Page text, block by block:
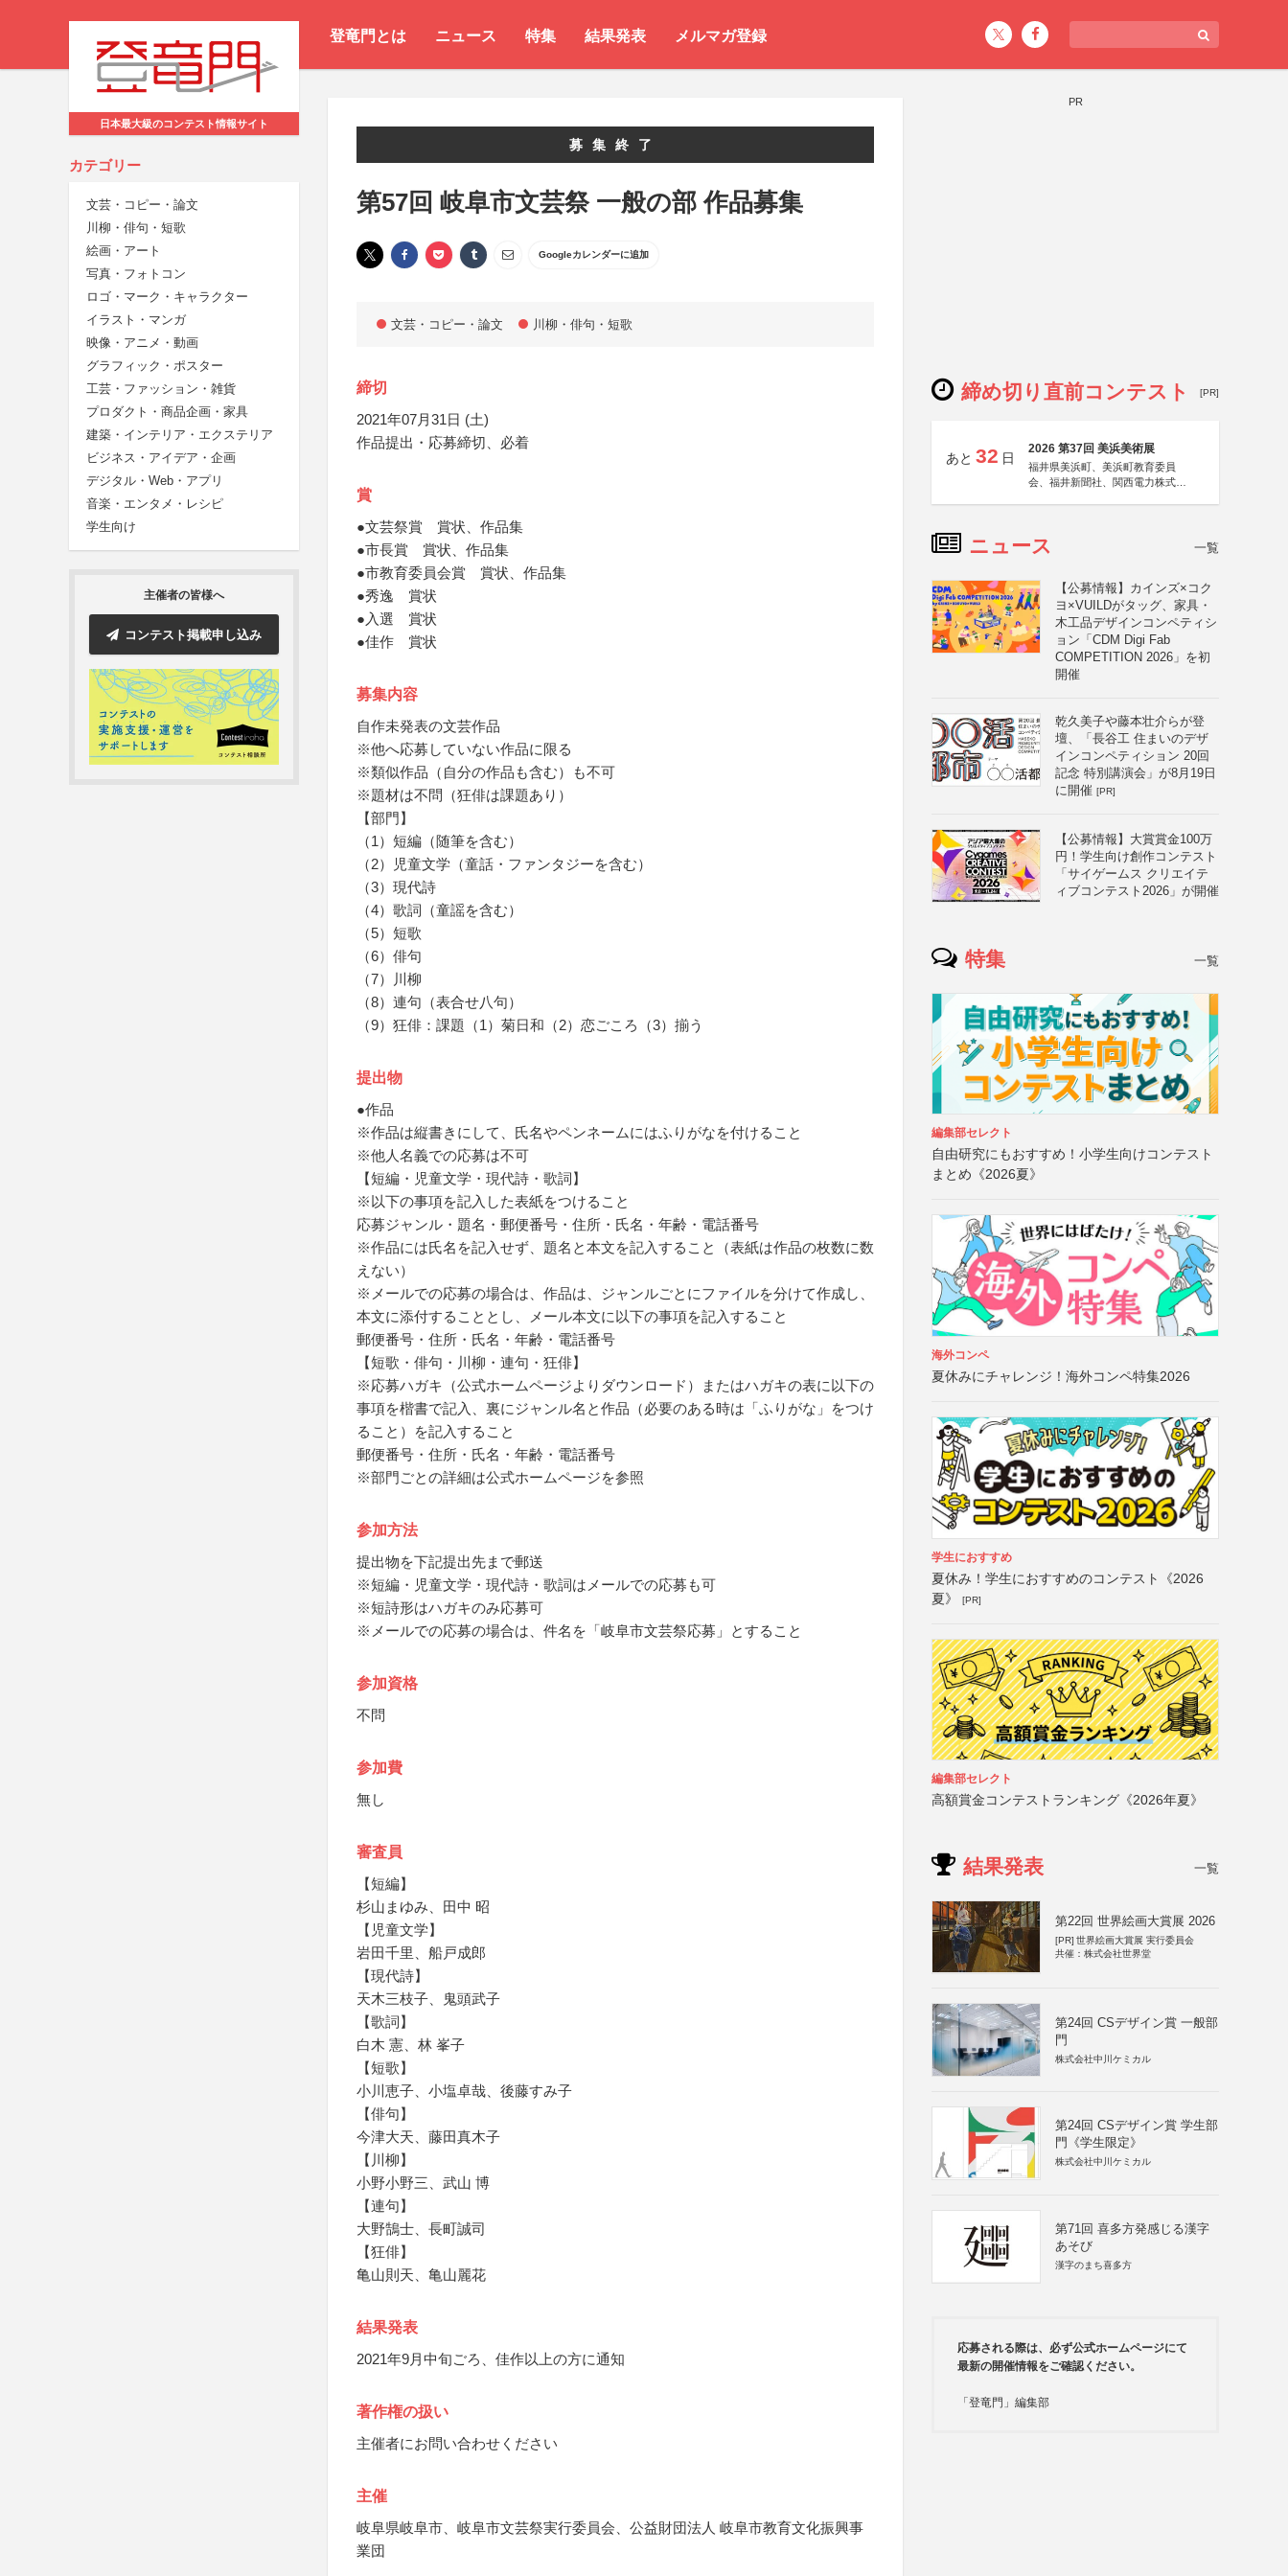
登竜門とは ニュース 特集 結果発表 メルマガ登録
日本最大級のコンテスト情報サイト
カテゴリー
文芸・コピー・論文
川柳・俳句・短歌
絵画・アート
写真・フォトコン
ロゴ・マーク・キャラクター
イラスト・マンガ
映像・アニメ・動画
グラフィック・ポスター
工芸・ファッション・雑貨
プロダクト・商品企画・家具
建築・インテリア・エクステリア
ビジネス・アイデア・企画
デジタル・Web・アプリ
音楽・エンタメ・レシピ
学生向け
主催者の皆様へ
コンテスト掲載申し込み
募集終了
第57回 岐阜市文芸祭 一般の部 作品募集
Googleカレンダーに追加
文芸・コピー・論文 川柳・俳句・短歌
締切
2021年07月31日 (土)
作品提出・応募締切、必着
賞
●文芸祭賞 賞状、作品集
●市長賞 賞状、作品集
●市教育委員会賞 賞状、作品集
●秀逸 賞状
●入選 賞状
●佳作 賞状
募集内容
自作未発表の文芸作品
※他へ応募していない作品に限る
※類似作品（自分の作品も含む）も不可
※題材は不問（狂俳は課題あり）
【部門】
（1）短編（随筆を含む）
（2）児童文学（童話・ファンタジーを含む）
（3）現代詩
（4）歌詞（童謡を含む）
（5）短歌
（6）俳句
（7）川柳
（8）連句（表合せ八句）
（9）狂俳：課題（1）菊日和（2）恋ごころ（3）揃う
提出物
●作品
※作品は縦書きにして、氏名やペンネームにはふりがなを付けること
※他人名義での応募は不可
【短編・児童文学・現代詩・歌詞】
※以下の事項を記入した表紙をつけること
応募ジャンル・題名・郵便番号・住所・氏名・年齢・電話番号
※作品には氏名を記入せず、題名と本文を記入すること（表紙は作品の枚数に数
えない）
※メールでの応募の場合は、作品は、ジャンルごとにファイルを分けて作成し、
本文に添付することとし、メール本文に以下の事項を記入すること
郵便番号・住所・氏名・年齢・電話番号
【短歌・俳句・川柳・連句・狂俳】
※応募ハガキ（公式ホームページよりダウンロード）またはハガキの表に以下の
事項を楷書で記入、裏にジャンル名と作品（必要のある時は「ふりがな」をつけ
ること）を記入すること
郵便番号・住所・氏名・年齢・電話番号
※部門ごとの詳細は公式ホームページを参照
参加方法
提出物を下記提出先まで郵送
※短編・児童文学・現代詩・歌詞はメールでの応募も可
※短詩形はハガキのみ応募可
※メールでの応募の場合は、件名を「岐阜市文芸祭応募」とすること
参加資格
不問
参加費
無し
審査員
【短編】
杉山まゆみ、田中 昭
【児童文学】
岩田千里、船戸成郎
【現代詩】
天木三枝子、鬼頭武子
【歌詞】
白木 憲、林 峯子
【短歌】
小川恵子、小塩卓哉、後藤すみ子
【俳句】
今津大天、藤田真木子
【川柳】
小野小野三、武山 博
【連句】
大野鵠士、長町誠司
【狂俳】
亀山則天、亀山麗花
結果発表
2021年9月中旬ごろ、佳作以上の方に通知
著作権の扱い
主催者にお問い合わせください
主催
岐阜県岐阜市、岐阜市文芸祭実行委員会、公益財団法人 岐阜市教育文化振興事
業団
PR
締め切り直前コンテスト [PR]
あと 32 日
2026 第37回 美浜美術展
福井県美浜町、美浜町教育委員
会、福井新聞社、関西電力株式会
ニュース 一覧
【公募情報】カインズ×コク
ヨ×VUILDがタッグ、家具・
木工品デザインコンペティシ
ョン「CDM Digi Fab
COMPETITION 2026」を初
開催
乾久美子や藤本壮介らが登
壇、「長谷工 住まいのデザ
インコンペティション 20回
記念 特別講演会」が8月19日
に開催 [PR]
【公募情報】大賞賞金100万
円！学生向け創作コンテスト
「サイゲームス クリエイテ
ィブコンテスト2026」が開催
特集 一覧
編集部セレクト
自由研究にもおすすめ！小学生向けコンテスト
まとめ《2026夏》
海外コンペ
夏休みにチャレンジ！海外コンペ特集2026
学生におすすめ
夏休み！学生におすすめのコンテスト《2026
夏》
[PR]
編集部セレクト
高額賞金コンテストランキング《2026年夏》
結果発表 一覧
第22回 世界絵画大賞展 2026
[PR] 世界絵画大賞展 実行委員会
共催：株式会社世界堂
第24回 CSデザイン賞 一般部
門
株式会社中川ケミカル
第24回 CSデザイン賞 学生部
門《学生限定》
株式会社中川ケミカル
第71回 喜多方発感じる漢字
あそび
漢字のまち喜多方
応募される際は、必ず公式ホームページにて
最新の開催情報をご確認ください。
「登竜門」編集部